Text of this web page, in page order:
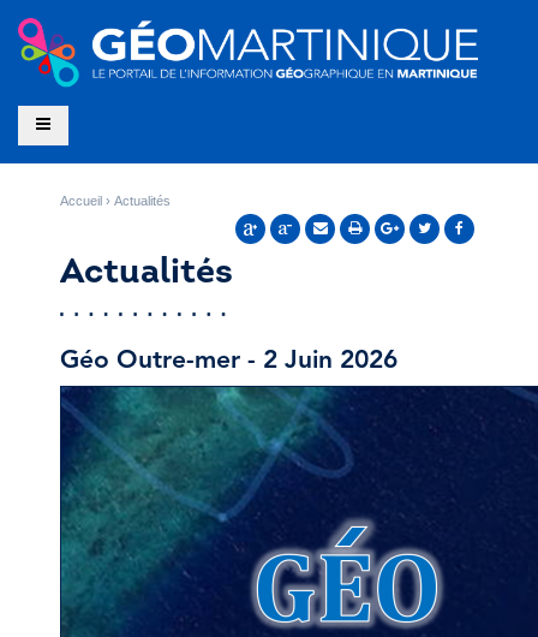
Accueil Actualités
Actualités
Géo Outre-mer - 2 Juin 2026